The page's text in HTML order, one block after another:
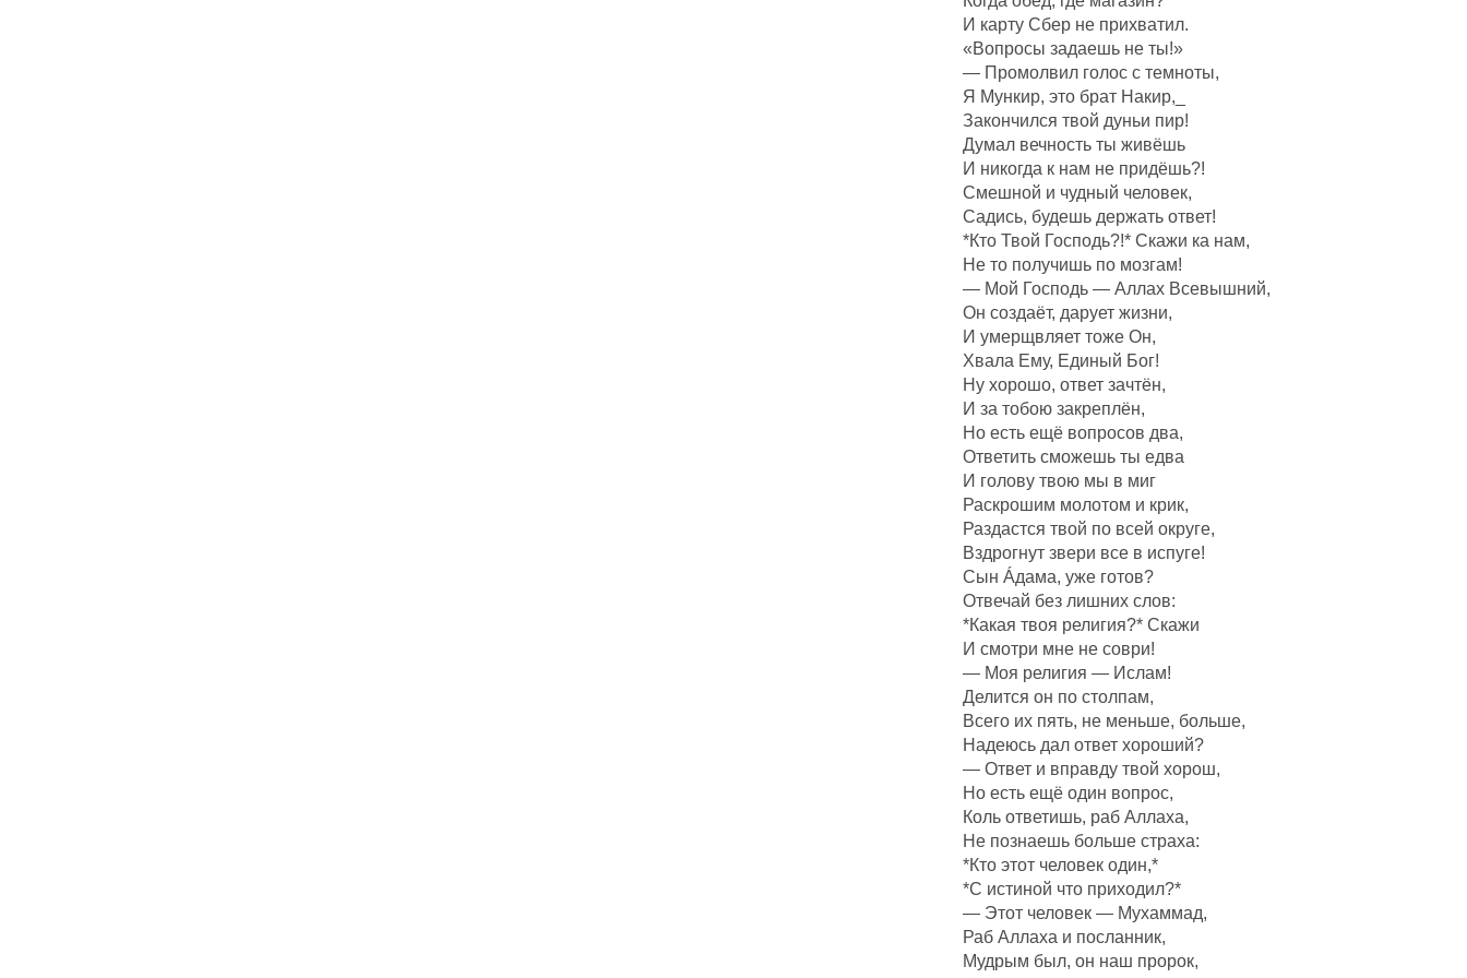
И карту Сбер не прихватил.
«Вопросы задаешь не ты!»
— Промолвил голос с темноты,
Я Мункир, это брат Накир,_
Закончился твой дуньи пир!
Думал вечность ты живёшь
И никогда к нам не придёшь?!
Смешной и чудный человек,
Садись, будешь держать ответ!
*Кто Твой Господь?!* Скажи ка нам,
Не то получишь по мозгам!
— Мой Господь — Аллах Всевышний,
Он создаëт, дарует жизни,
И умерщвляет тоже Он,
Хвала Ему, Единый Бог!
Ну хорошо, ответ зачтëн,
И за тобою закреплëн,
Но есть ещё вопросов два,
Ответить сможешь ты едва
И голову твою мы в миг
Раскрошим молотом и крик,
Раздастся твой по всей округе,
Вздрогнут звери все в испуге!
Сын Áдама, уже готов?
Отвечай без лишних слов:
*Какая твоя религия?* Скажи
И смотри мне не соври!
— Моя религия — Ислам!
Делится он по столпам,
Всего их пять, не меньше, больше,
Надеюсь дал ответ хороший?
— Ответ и вправду твой хорош,
Но есть ещё один вопрос,
Коль ответишь, раб Аллаха,
Не познаешь больше страха:
*Кто этот человек один,*
*С истиной что приходил?*
— Этот человек — Мухаммад,
Раб Аллаха и посланник,
Мудрым был, он наш пророк,